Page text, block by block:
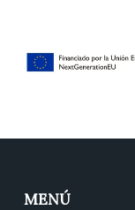
MENÚ